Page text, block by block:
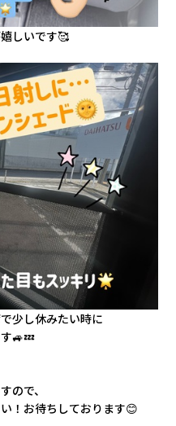
しいです🥰
少し休みたい時に
🚙💤
ので、
！お待ちしております😊